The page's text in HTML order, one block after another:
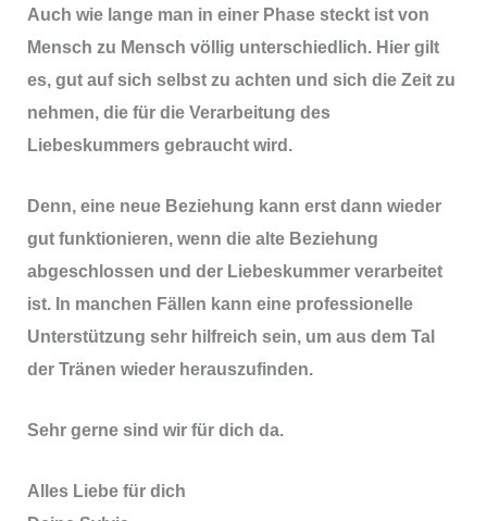
Auch wie lange man in einer Phase steckt ist von
Mensch zu Mensch völlig unterschiedlich. Hier gilt
es, gut auf sich selbst zu achten und sich die Zeit zu
nehmen, die für die Verarbeitung des
Liebeskummers gebraucht wird.
Denn, eine neue Beziehung kann erst dann wieder
gut funktionieren, wenn die alte Beziehung
abgeschlossen und der Liebeskummer verarbeitet
ist. In manchen Fällen kann eine professionelle
Unterstützung sehr hilfreich sein, um aus dem Tal
der Tränen wieder herauszufinden.
Sehr gerne sind wir für dich da.
Alles Liebe für dich